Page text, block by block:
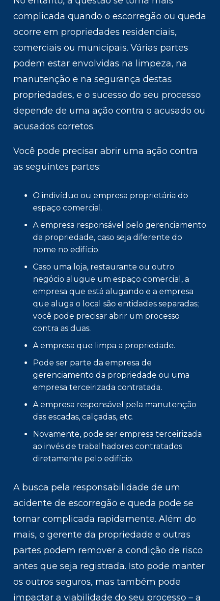
complicada quando o escorregão ou queda
ocorre em propriedades residenciais,
comerciais ou municipais. Várias partes
podem estar envolvidas na limpeza, na
manutenção e na segurança destas
propriedades, e o sucesso do seu processo
depende de uma ação contra o acusado ou
acusados corretos.
Você pode precisar abrir uma ação contra
as seguintes partes:
O indivíduo ou empresa proprietária do
espaço comercial.
A empresa responsável pelo gerenciamento
da propriedade, caso seja diferente do
nome no edifício.
Caso uma loja, restaurante ou outro
negócio alugue um espaço comercial, a
empresa que está alugando e a empresa
que aluga o local são entidades separadas;
você pode precisar abrir um processo
contra as duas.
A empresa que limpa a propriedade.
Pode ser parte da empresa de
gerenciamento da propriedade ou uma
empresa terceirizada contratada.
A empresa responsável pela manutenção
das escadas, calçadas, etc.
Novamente, pode ser empresa terceirizada
ao invés de trabalhadores contratados
diretamente pelo edifício.
A busca pela responsabilidade de um
acidente de escorregão e queda pode se
tornar complicada rapidamente. Além do
mais, o gerente da propriedade e outras
partes podem remover a condição de risco
antes que seja registrada. Isto pode manter
os outros seguros, mas também pode
impactar a viabilidade do seu processo – a